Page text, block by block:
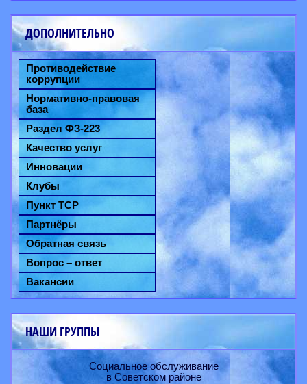
ДОПОЛНИТЕЛЬНО
Противодействие
коррупции
Нормативно-правовая
база
Раздел ФЗ-223
Качество услуг
Инновации
Клубы
Пункт ТСР
Партнёры
Обратная связь
Вопрос – ответ
Вакансии
НАШИ ГРУППЫ
Социальное обслуживание
в Советском районе